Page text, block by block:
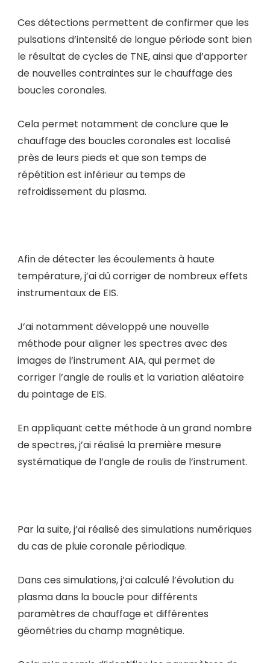
Ces détections permettent de confirmer que les
pulsations d’intensité de longue période sont bien
le résultat de cycles de TNE, ainsi que d’apporter
de nouvelles contraintes sur le chauffage des
boucles coronales.
Cela permet notamment de conclure que le
chauffage des boucles coronales est localisé
près de leurs pieds et que son temps de
répétition est inférieur au temps de
refroidissement du plasma.
Afin de détecter les écoulements à haute
température, j’ai dû corriger de nombreux effets
instrumentaux de EIS.
J’ai notamment développé une nouvelle
méthode pour aligner les spectres avec des
images de l’instrument AIA, qui permet de
corriger l’angle de roulis et la variation aléatoire
du pointage de EIS.
En appliquant cette méthode à un grand nombre
de spectres, j’ai réalisé la première mesure
systématique de l’angle de roulis de l’instrument.
Par la suite, j’ai réalisé des simulations numériques
du cas de pluie coronale périodique.
Dans ces simulations, j’ai calculé l’évolution du
plasma dans la boucle pour différents
paramètres de chauffage et différentes
géométries du champ magnétique.